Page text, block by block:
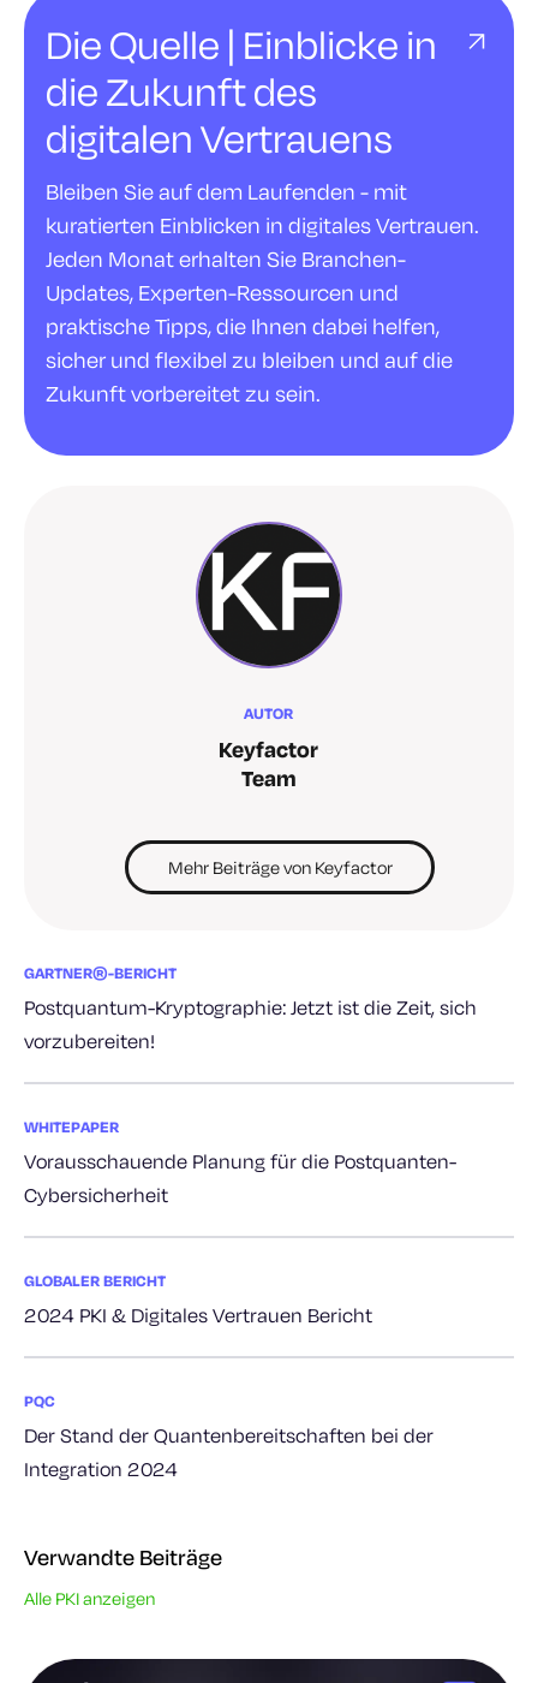
Die Quelle | Einblicke in
die Zukunft des
digitalen Vertrauens
Bleiben Sie auf dem Laufenden - mit
kuratierten Einblicken in digitales Vertrauen.
Jeden Monat erhalten Sie Branchen-
Updates, Experten-Ressourcen und
praktische Tipps, die Ihnen dabei helfen,
sicher und flexibel zu bleiben und auf die
Zukunft vorbereitet zu sein.
AUTOR
Keyfactor
Team
Mehr Beiträge von Keyfactor
GARTNER®-BERICHT
Postquantum-Kryptographie: Jetzt ist die Zeit, sich
vorzubereiten!
WHITEPAPER
Vorausschauende Planung für die Postquanten-
Cybersicherheit
GLOBALER BERICHT
2024 PKI & Digitales Vertrauen Bericht
PQC
Der Stand der Quantenbereitschaften bei der
Integration 2024
Verwandte Beiträge
Alle PKI anzeigen